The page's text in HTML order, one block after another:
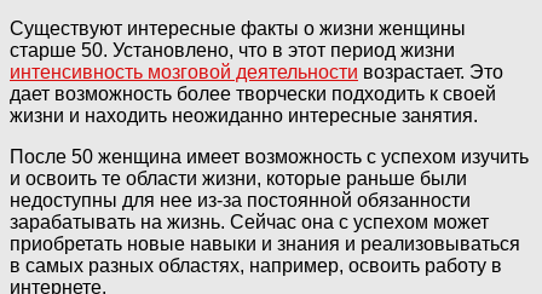
Существуют интересные факты о жизни женщины
старше 50. Установлено, что в этот период жизни
интенсивность мозговой деятельности возрастает. Это
дает возможность более творчески подходить к своей
жизни и находить неожиданно интересные занятия.
После 50 женщина имеет возможность с успехом изучить
и освоить те области жизни, которые раньше были
недоступны для нее из-за постоянной обязанности
зарабатывать на жизнь. Сейчас она с успехом может
приобретать новые навыки и знания и реализовываться
в самых разных областях, например, освоить работу в
интернете.